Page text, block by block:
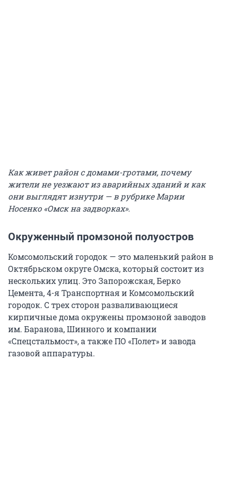
Как живет район с домами-гротами, почему
жители не уезжают из аварийных зданий и как
они выглядят изнутри — в рубрике Марии
Носенко «Омск на задворках».
Окруженный промзоной полуостров
Комсомольский городок — это маленький район в
Октябрьском округе Омска, который состоит из
нескольких улиц. Это Запорожская, Берко
Цемента, 4-я Транспортная и Комсомольский
городок. С трех сторон разваливающиеся
кирпичные дома окружены промзоной заводов
им. Баранова, Шинного и компании
«Спецстальмост», а также ПО «Полет» и завода
газовой аппаратуры.